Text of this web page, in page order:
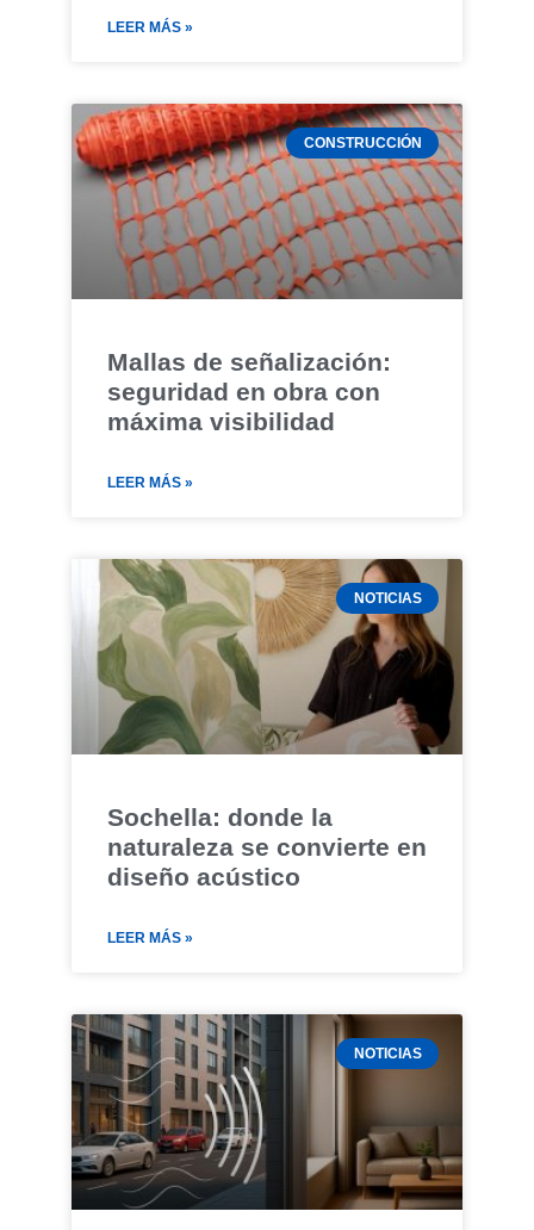
LEER MÁS »
CONSTRUCCIÓN
Mallas de señalización:
seguridad en obra con
máxima visibilidad
LEER MÁS »
NOTICIAS
Sochella: donde la
naturaleza se convierte en
diseño acústico
LEER MÁS »
NOTICIAS